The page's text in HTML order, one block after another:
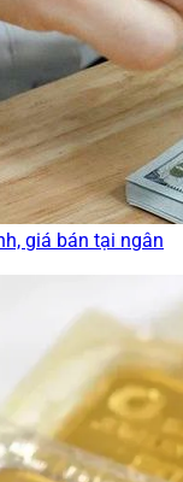
giá bán tại ngân